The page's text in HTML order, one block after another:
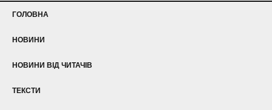
ГОЛОВНА
НОВИНИ
НОВИНИ ВІД ЧИТАЧІВ
ТЕКСТИ